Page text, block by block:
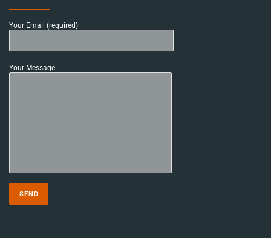
Your Email (required)
Your Message